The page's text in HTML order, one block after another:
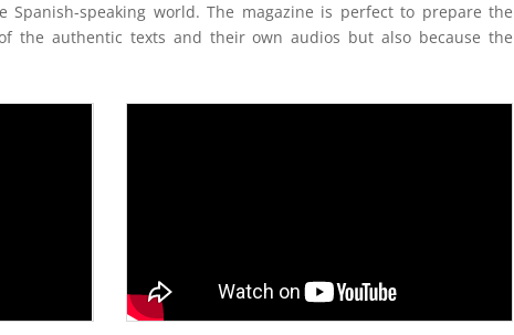
speaking world. The magazine is perfect to prepare the
the authentic texts and their own audios but also because the